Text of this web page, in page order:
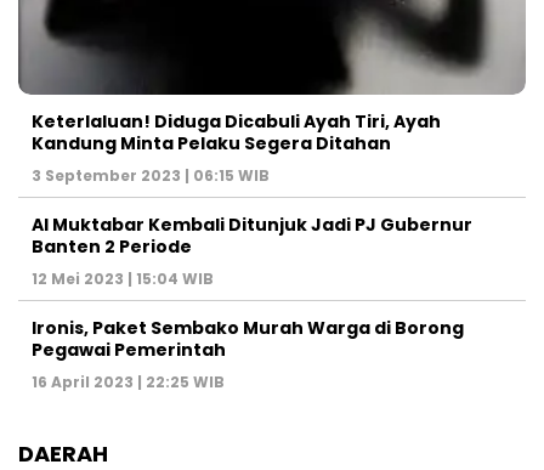
Keterlaluan! Diduga Dicabuli Ayah Tiri, Ayah
Kandung Minta Pelaku Segera Ditahan
3 September 2023 | 06:15 WIB
Al Muktabar Kembali Ditunjuk Jadi PJ Gubernur
Banten 2 Periode
12 Mei 2023 | 15:04 WIB
Ironis, Paket Sembako Murah Warga di Borong
Pegawai Pemerintah
16 April 2023 | 22:25 WIB
DAERAH